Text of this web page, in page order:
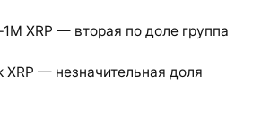
XRP — вторая по доле группа
— незначительная доля